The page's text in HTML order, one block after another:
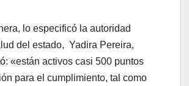
lo especificó la autoridad
del estado, Yadira Pereira,
«están activos casi 500 puntos
para el cumplimiento, tal como